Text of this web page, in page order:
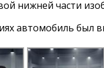
нижней части
автомобиль был